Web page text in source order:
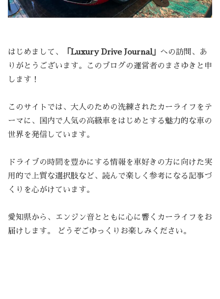
はじめまして、 「Luxury Drive Journal」 への訪問、あ
りがとうございます。このブログの運営者のまさゆきと申
します！
このサイトでは、大人のための洗練されたカーライフをテ
ーマに、国内で人気の高級車をはじめとする魅力的な車の
世界を発信しています。
ドライブの時間を豊かにする情報を車好きの方に向けた実
用的で上質な選択肢など、読んで楽しく参考になる記事づ
くりを心がけています。
愛知県から、エンジン音とともに心に響くカーライフをお
届けします。 どうぞごゆっくりお楽しみください。